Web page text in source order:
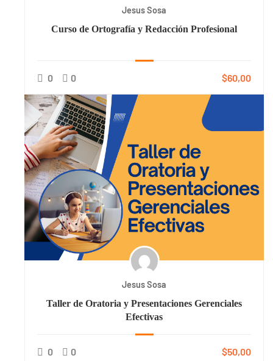
Jesus Sosa
Curso de Ortografía y Redacción Profesional
0 0 $60,00
Jesus Sosa
Taller de Oratoria y Presentaciones Gerenciales
Efectivas
0 0 $50,00